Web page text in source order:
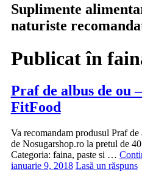
Suplimente
naturiste
Publicat în
Praf de albus de ou
FitFood
Va recomandam produsul Praf
de Nosugarshop.ro la pretul de
Categoria: faina, paste si …
ianuarie 9, 2018 Lasă un răspuns